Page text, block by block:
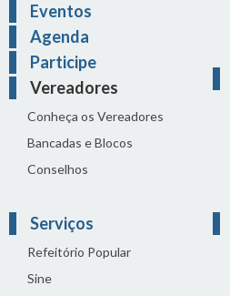
Eventos
Agenda
Participe
Vereadores
Conheça os Vereadores
Bancadas e Blocos
Conselhos
Serviços
Refeitório Popular
Sine